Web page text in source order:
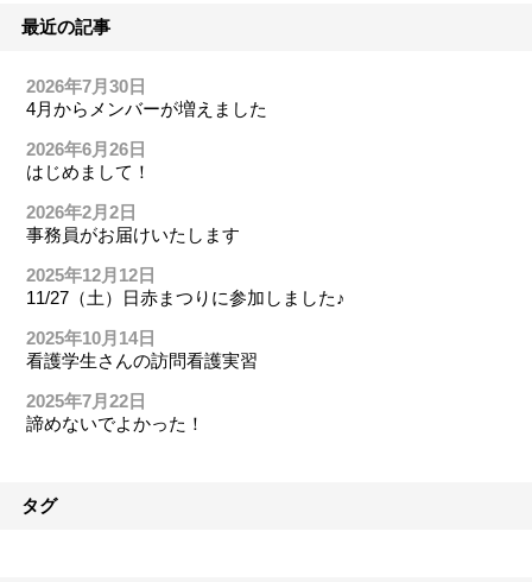
最近の記事
2026年7月30日
4月からメンバーが増えました
2026年6月26日
はじめまして！
2026年2月2日
事務員がお届けいたします
2025年12月12日
11/27（土）日赤まつりに参加しました♪
2025年10月14日
看護学生さんの訪問看護実習
2025年7月22日
諦めないでよかった！
タグ